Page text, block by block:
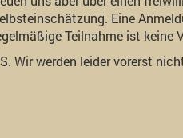
Eine
Teilnahme ist keine
Wir werden leider vorerst